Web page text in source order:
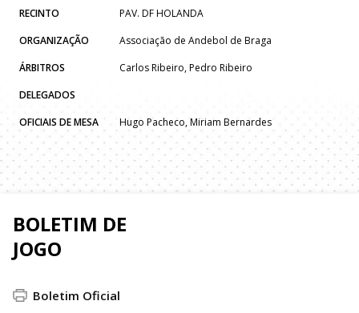
RECINTO
PAV. DF HOLANDA
ORGANIZAÇÃO
Associação de Andebol de Braga
ÁRBITROS
Carlos Ribeiro, Pedro Ribeiro
DELEGADOS
OFICIAIS DE MESA
Hugo Pacheco, Miriam Bernardes
BOLETIM DE
JOGO
Boletim Oficial